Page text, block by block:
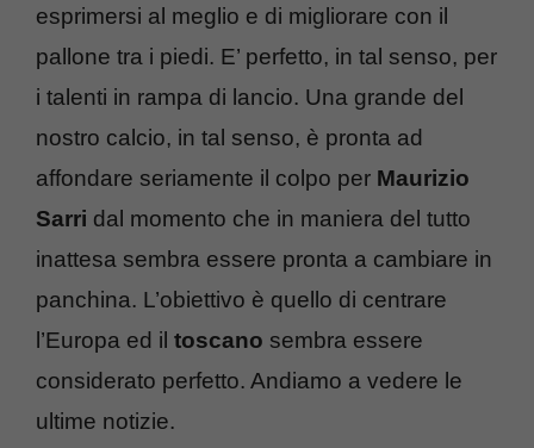
esprimersi al meglio e di migliorare con il
pallone tra i piedi. E’ perfetto, in tal senso, per
i talenti in rampa di lancio. Una grande del
nostro calcio, in tal senso, è pronta ad
affondare seriamente il colpo per Maurizio
Sarri dal momento che in maniera del tutto
inattesa sembra essere pronta a cambiare in
panchina. L’obiettivo è quello di centrare
l’Europa ed il toscano sembra essere
considerato perfetto. Andiamo a vedere le
ultime notizie.